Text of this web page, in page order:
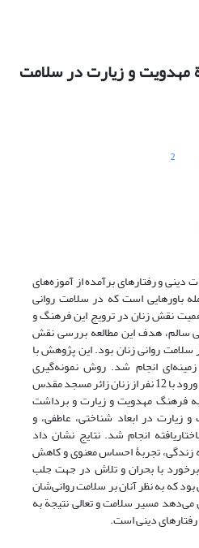
و زیارت در سلامت
2
دینی و رفتارهای برآمده از آموزه‌های
باورهایی است که در سلامت روانی
نقش زنان در ترویج این فرهنگ و
سالم، هدف این مطالعه بررسی نقش
روانی زنان بود. این پژوهش با
انجام شد. روش نمونه‌گیری
هدفمند بود و بر پایة ملاک‌های ورود با 12 نفر از زنان زائر مسجد مقدس
به فرهنگ مهدویت و زیارت و برداشت
زیارت در ابعاد شناختی، عاطفی، و
انجام شد. نتایج نشان داد
زندگی، تجربۀ احساس معنوی و کاهش
با بحران و تلاش در جهت جلب
که به نظر آنان بر سلامت روانی‌شان
مسیر سلامت و تعالی نتیجة به
دینی است.